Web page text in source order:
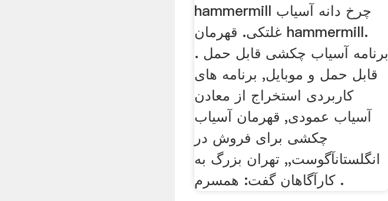
hammermill چرخ دانه آسیاب
غلتکی. قهرمان hammermill.
برنامه آسیاب چکشی قابل حمل .
قابل حمل و موبایل, برنامه های
کاربردی استخراج از معادن
آسیاب عمودی, قهرمان آسیاب
چکشی برای فروش در
انگلستانآگوست,, تهران بزرگ به
کارآگاهان گفت: همسرم .